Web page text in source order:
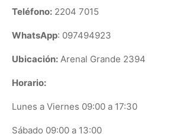
Teléfono: 2204 7015
WhatsApp: 097494923
Ubicación: Arenal Grande 2394
Horario:
Lunes a Viernes 09:00 a 17:30
Sábado 09:00 a 13:00